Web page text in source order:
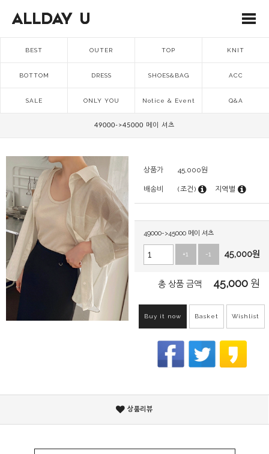
BEST OUTER TOP KNIT
BOTTOM DRESS SHOES&BAG ACC
SALE ONLY YOU Notice & Event Q&A
49000->45000 메이 셔츠
상품가 45,000원
배송비 (조건) 지역별
49000->45000 메이 셔츠
+1 -1 45,000원
총 상품 금액 45,000 원
Buy it now Basket Wishlist
상품리뷰